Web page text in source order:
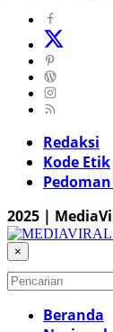
Redaksi
Kode Etik
2025 |
×
Beranda